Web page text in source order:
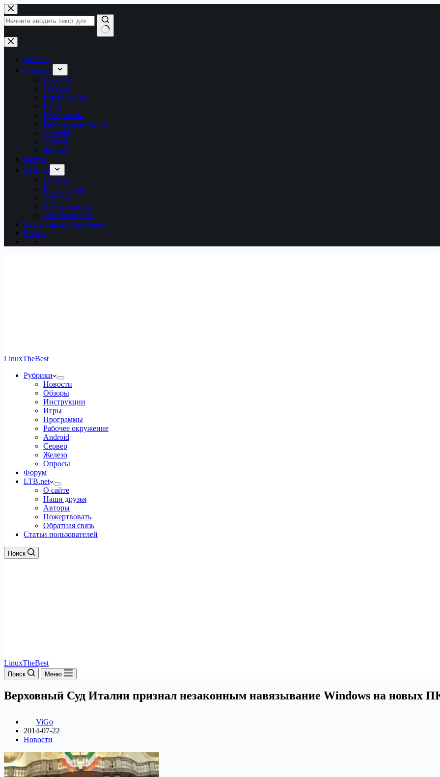
Перейти
к
сути
Ничего
не
найденоГлавная
Рубрики
Новости
Обзоры
Инструкции
Игры
Программы
Рабочее окружение
Android
Сервер
Железо
Форум
LTB.net
О сайте
Наши друзья
Авторы
Пожертвовать
Обратная связь
Статьи наших читателей
Войти
LinuxTheBest
Рубрики
Новости
Обзоры
Инструкции
Игры
Программы
Рабочее окружение
Android
Сервер
Железо
Опросы
Форум
LTB.net
О сайте
Наши друзья
Авторы
Пожертвовать
Обратная связь
Статьи пользователей
Поиск
LinuxTheBest
Поиск Меню
Верховный Суд Италии признал незаконным навязывание Windows на новых
ViGo
2014-07-22
Новости